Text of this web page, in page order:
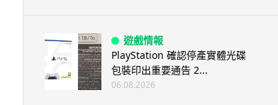
遊戲情報
PlayStation 確認停產實體光碟
包裝印出重要通告 2...
06.08.2026